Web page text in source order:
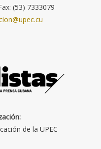
(53) 7333079
de la UPEC